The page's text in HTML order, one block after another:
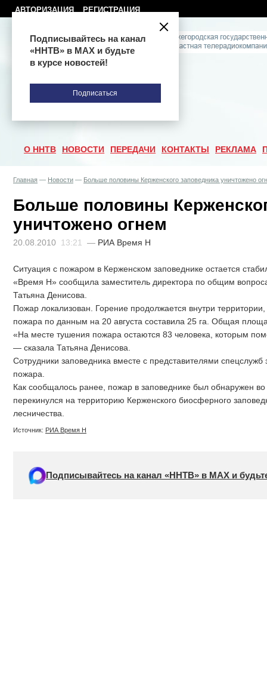
АВТОРИЗАЦИЯ РЕГИСТРАЦИЯ
О ННТВ НОВОСТИ ПЕРЕДАЧИ КОНТАКТЫ РЕКЛАМА
Главная — Новости — Больше половины Керженского заповедника уничтожено
Больше половины
уничтожено огнем
20.08.2010 13:21 — РИА Время Н
Ситуация с пожаром в Керженском заповеднике остается
«Время Н» сообщила заместитель директора по общим
Татьяна Денисова.
Пожар локализован. Горение продолжается внутри
пожара по данным на 20 августа составила 25 га. Общая
«На месте тушения пожара остаются 83 человека, которым
— сказала Татьяна Денисова.
Сотрудники заповедника вместе с представителями
пожара.
Как сообщалось ранее, пожар в заповеднике был обнаружен во
перекинулся на территорию Керженского биосферного
лесничества.
Источник: РИА Время Н
Подписывайтесь на канал «ННТВ» в МАХ и
Подписывайтесь на канал
«ННТВ» в МАХ и будьте
в курсе новостей!
Подписаться